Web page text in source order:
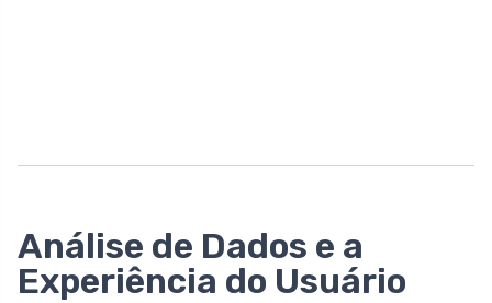
Análise de Dados e a
Experiência do Usuário